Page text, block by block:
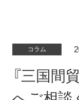
コラム
『三国間